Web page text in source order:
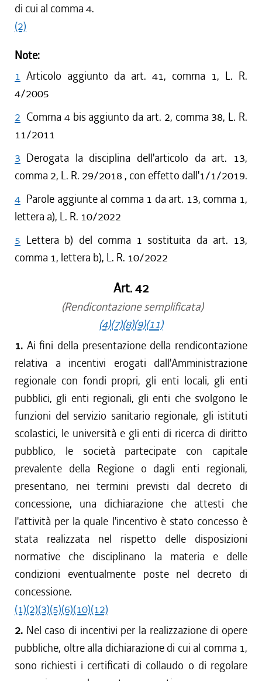
di cui al comma 4.
(2)
Note:
1 Articolo aggiunto da art. 41, comma 1, L. R.
4/2005
2 Comma 4 bis aggiunto da art. 2, comma 38, L. R.
11/2011
3 Derogata la disciplina dell'articolo da art. 13,
comma 2, L. R. 29/2018 , con effetto dall'1/1/2019.
4 Parole aggiunte al comma 1 da art. 13, comma 1,
lettera a), L. R. 10/2022
5 Lettera b) del comma 1 sostituita da art. 13,
comma 1, lettera b), L. R. 10/2022
Art. 42
(Rendicontazione semplificata)
(4)(7)(8)(9)(11)
1. Ai fini della presentazione della rendicontazione
relativa a incentivi erogati dall'Amministrazione
regionale con fondi propri, gli enti locali, gli enti
pubblici, gli enti regionali, gli enti che svolgono le
funzioni del servizio sanitario regionale, gli istituti
scolastici, le università e gli enti di ricerca di diritto
pubblico, le società partecipate con capitale
prevalente della Regione o dagli enti regionali,
presentano, nei termini previsti dal decreto di
concessione, una dichiarazione che attesti che
l'attività per la quale l'incentivo è stato concesso è
stata realizzata nel rispetto delle disposizioni
normative che disciplinano la materia e delle
condizioni eventualmente poste nel decreto di
concessione.
(1)(2)(3)(5)(6)(10)(12)
2. Nel caso di incentivi per la realizzazione di opere
pubbliche, oltre alla dichiarazione di cui al comma 1,
sono richiesti i certificati di collaudo o di regolare